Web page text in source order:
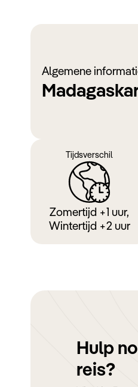
Algemene
Tijdsverschil
Zomertijd +1 uur,
Wintertijd +2 uur
Hulp
reis?